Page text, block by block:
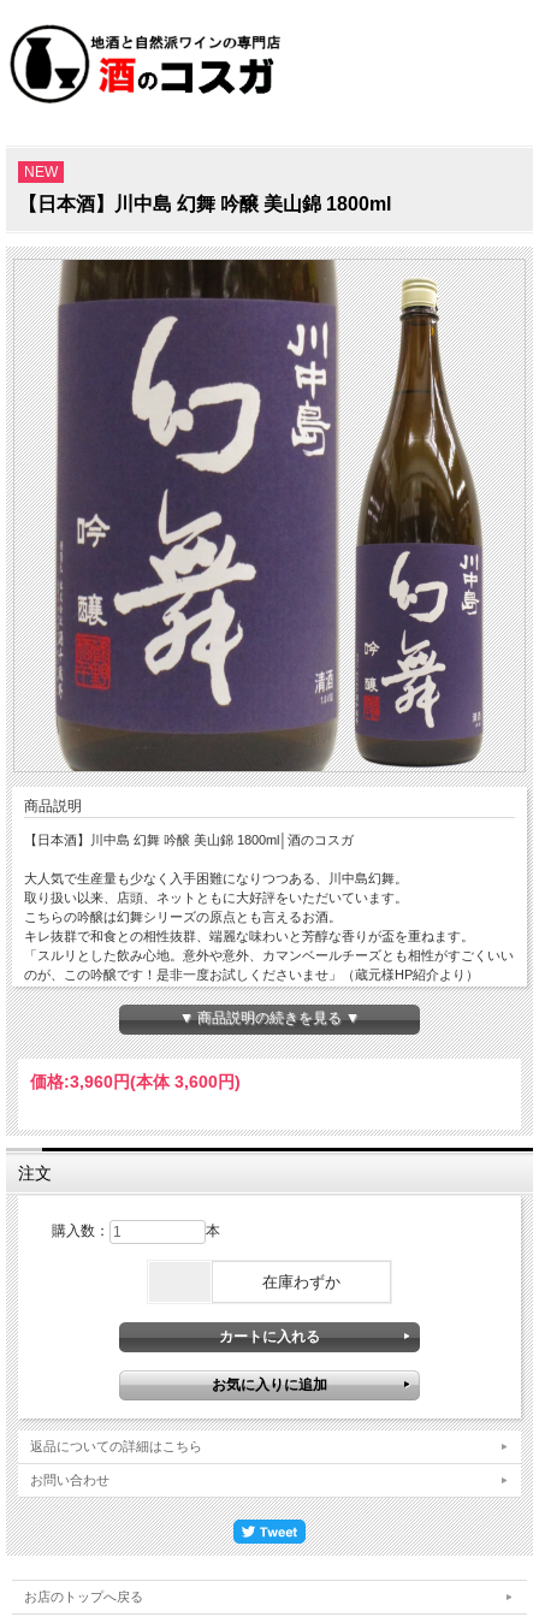
NEW
【日本酒】川中島 幻舞 吟醸 美山錦 1800ml
商品説明
【日本酒】川中島 幻舞 吟醸 美山錦 1800ml│酒のコスガ
大人気で生産量も少なく入手困難になりつつある、川中島幻舞。
取り扱い以来、店頭、ネットともに大好評をいただいています。
こちらの吟醸は幻舞シリーズの原点とも言えるお酒。
キレ抜群で和食との相性抜群、端麗な味わいと芳醇な香りが盃を重ねます。
「スルリとした飲み心地。意外や意外、カマンベールチーズとも相性がすごくいい
のが、この吟醸です！是非一度お試しくださいませ」（蔵元様HP紹介より）
誰もが旨いと思える、美人女性杜氏が醸す新世代日本酒！
自信を持っておススメ致します。▼ 商品説明の続きを見る ▼
価格:3,960円(本体 3,600円)
注文
購入数： 本
在庫わずか
返品についての詳細はこちら
お問い合わせ
お店のトップへ戻る